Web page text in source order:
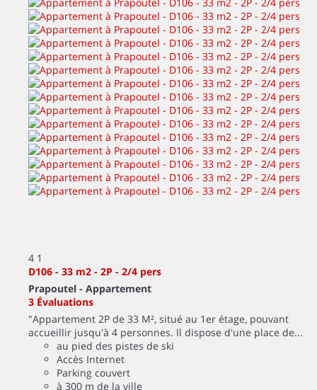
4 1
D106 - 33 m2 - 2P - 2/4 pers
Prapoutel - Appartement
3 Évaluations
"Appartement 2P de 33 M², situé au 1er étage, pouvant
accueillir jusqu'à 4 personnes. Il dispose d'une place de...
au pied des pistes de ski
Accès Internet
Parking couvert
à 300 m de la ville